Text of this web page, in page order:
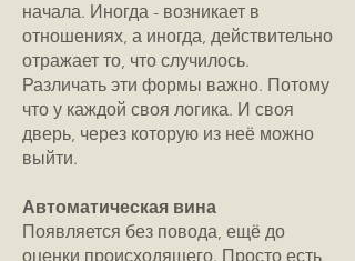
начала. Иногда - возникает в
отношениях, а иногда, действительно
отражает то, что случилось.
Различать эти формы важно. Потому
что у каждой своя логика. И своя
дверь, через которую из неё можно
выйти.
Автоматическая вина
Появляется без повода, ещё до
оценки происходящего. Просто есть